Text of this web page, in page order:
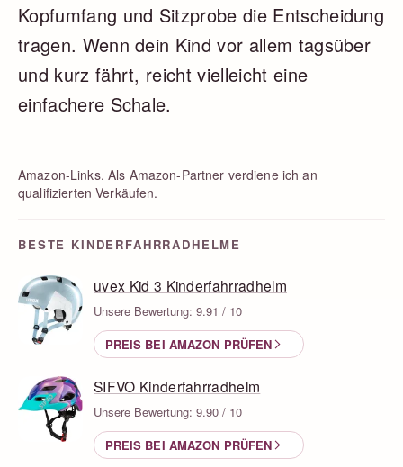
Kopfumfang und Sitzprobe die Entscheidung
tragen. Wenn dein Kind vor allem tagsüber
und kurz fährt, reicht vielleicht eine
einfachere Schale.
Amazon-Links. Als Amazon-Partner verdiene ich an
qualifizierten Verkäufen.
BESTE KINDERFAHRRADHELME
uvex Kid 3 Kinderfahrradhelm
Unsere Bewertung: 9.91 / 10
PREIS BEI AMAZON PRÜFEN
SIFVO Kinderfahrradhelm
Unsere Bewertung: 9.90 / 10
PREIS BEI AMAZON PRÜFEN